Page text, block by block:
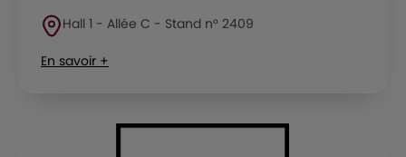
Hall 1 - Allée C - Stand n° 2409
En savoir +